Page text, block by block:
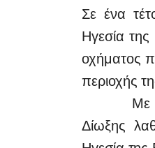
Σε ένα
Ηγεσία
οχήματος
περιοχής
Με
Δίωξης